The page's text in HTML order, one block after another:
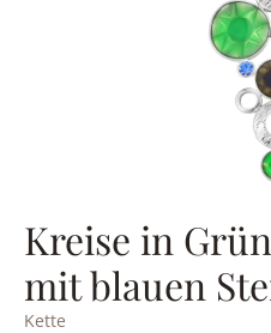
Kreise in
mit blauen
Kette